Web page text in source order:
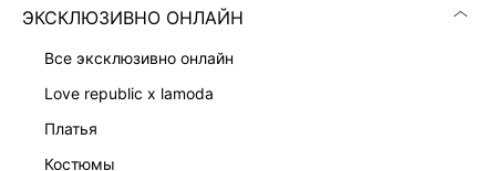
ЭКСКЛЮЗИВНО ОНЛАЙН
все эксклюзивно онлайн
love republic x lamoda
платья
костюмы
КОМПАНИЯ
КЛИЕНТАМ